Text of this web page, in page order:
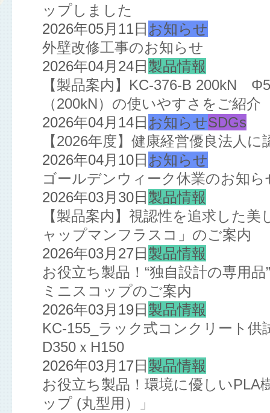
ップしました
2026年05月11日 お知らせ
外壁改修工事のお知らせ
2026年04月24日 製品情報
【製品案内】KC-376-B 200kN
（200kN）の使いやすさをご紹介
2026年04月14日 お知らせSDGs
【2026年度】健康経営優良法人
2026年04月10日 お知らせ
ゴールデンウィーク休業のお知ら
2026年03月30日 製品情報
【製品案内】視認性を追求した
ャップマンフラスコ」のご案内
2026年03月27日 製品情報
お役立ち製品！“独自設計の専用
ミニスコップのご案内
2026年03月19日 製品情報
KC-155_ラック式コンクリート
D350ｘH150
2026年03月17日 製品情報
お役立ち製品！環境に優しい
ップ (丸型用）」